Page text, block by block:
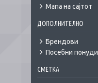
Мапа на сајтот
ДОПОЛНИТЕЛНО
Брендови
Посебни понуди
СМЕТКА